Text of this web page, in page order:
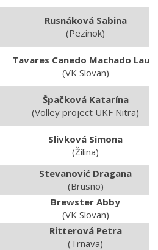
Rusnáková Sabina
(Pezinok)
Tavares Canedo Machado
(VK Slovan)
Špačková Katarína
(Volley project UKF Nitra)
Slivková Simona
(Žilina)
Stevanović Dragana
(Brusno)
Brewster Abby
(VK Slovan)
Ritterová Petra
(Trnava)